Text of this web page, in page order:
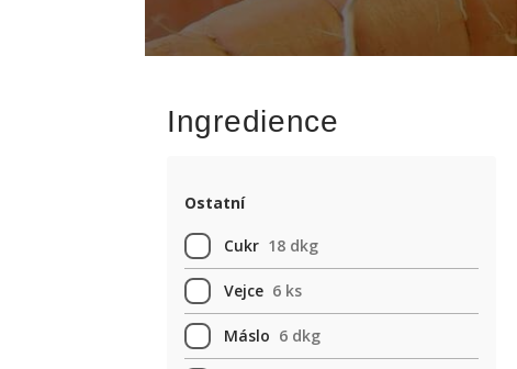
Ingredience
Ostatní
Cukr 18 dkg
Vejce 6 ks
Máslo 6 dkg